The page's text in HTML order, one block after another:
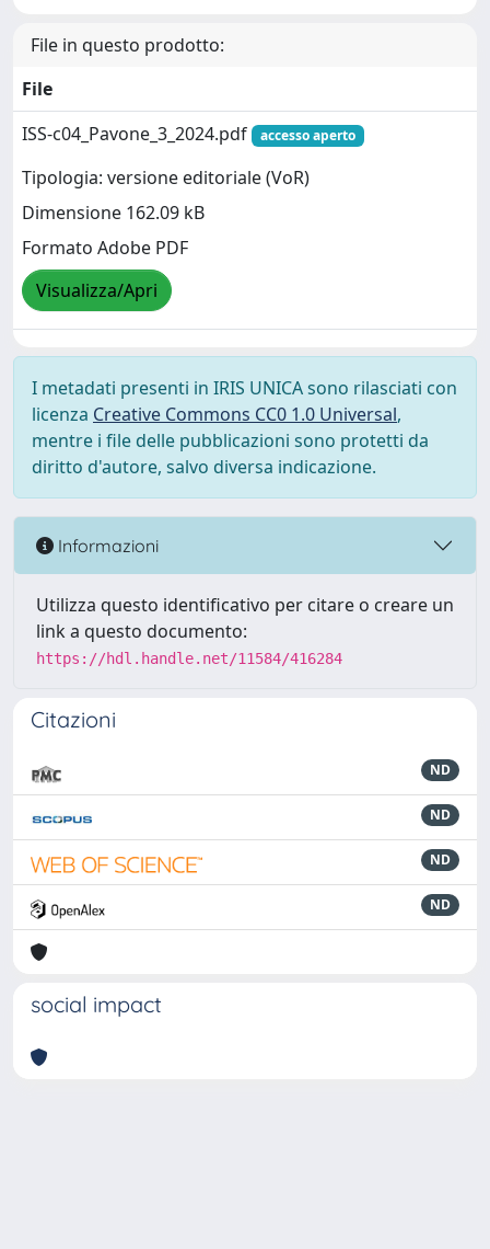
File in questo prodotto:
File
ISS-c04_Pavone_3_2024.pdf
accesso aperto
Tipologia: versione editoriale (VoR)
Dimensione 162.09 kB
Formato Adobe PDF
Visualizza/Apri
I metadati presenti in IRIS UNICA sono rilasciati con
licenza Creative Commons CC0 1.0 Universal,
mentre i file delle pubblicazioni sono protetti da
diritto d'autore, salvo diversa indicazione.
Informazioni
Utilizza questo identificativo per citare o creare un
link a questo documento:
https://hdl.handle.net/11584/416284
Citazioni
ND
ND
ND
ND
social impact